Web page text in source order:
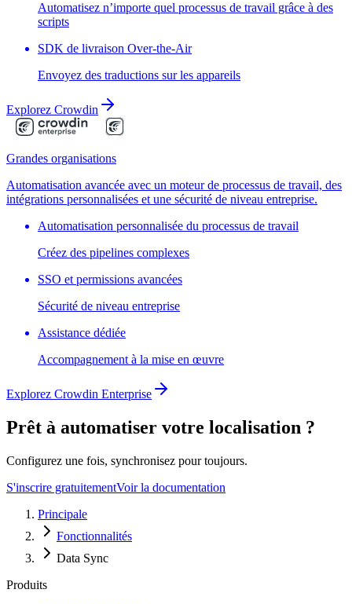
Automatisez n’importe quel processus de travail grâce à des
scripts
SDK de livraison Over-the-Air
Envoyez des traductions sur les appareils
Explorez Crowdin
Grandes organisations
Automatisation avancée avec un moteur de processus de travail, des
intégrations personnalisées et une sécurité de niveau entreprise.
Automatisation personnalisée du processus de travail
Créez des pipelines complexes
SSO et permissions avancées
Sécurité de niveau entreprise
Assistance dédiée
Accompagnement à la mise en œuvre
Explorez Crowdin Enterprise
Prêt à automatiser votre localisation ?
Configurez une fois, synchronisez pour toujours.
S'inscrire gratuitementVoir la documentation
Principale
Fonctionnalités
Data Sync
Produits